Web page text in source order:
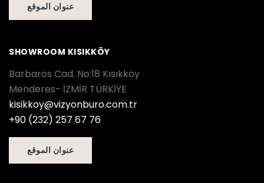
عنوان الموقع
SHOWROOM KISIKKÖY
Barbaros Cad. No:18 Kısıkköy
Menderes- İZMİR TÜRKİYE
kisikkoy@vizyonburo.com.tr
+90 (232) 257 67 76
عنوان الموقع